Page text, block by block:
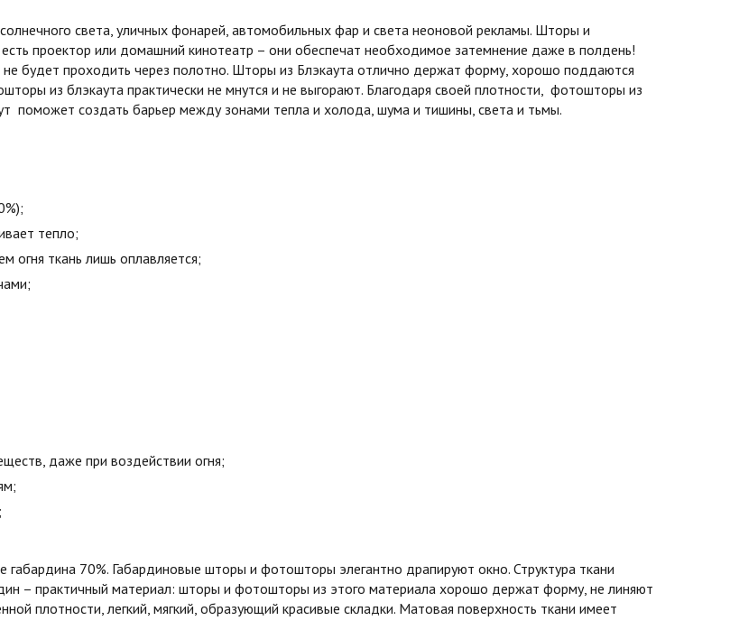
света, уличных фонарей, автомобильных фар и света неоновой рекламы. Шторы и
проектор или домашний кинотеатр – они обеспечат необходимое затемнение даже в полдень!
будет проходить через полотно. Шторы из Блэкаута отлично держат форму, хорошо поддаются
из блэкаута практически не мнутся и не выгорают. Благодаря своей плотности, фотошторы из
поможет создать барьер между зонами тепла и холода, шума и тишины, света и тьмы.
тепло;
огня ткань лишь оплавляется;
даже при воздействии огня;
70%. Габардиновые шторы и фотошторы элегантно драпируют окно. Структура ткани
– практичный материал: шторы и фотошторы из этого материала хорошо держат форму, не линяют
плотности, легкий, мягкий, образующий красивые складки. Матовая поверхность ткани имеет